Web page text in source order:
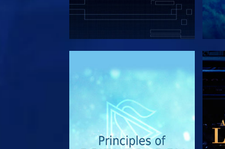
A SOROZAT RÉSZEI